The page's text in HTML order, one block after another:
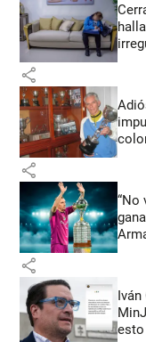
share
share
“No
share
Iván